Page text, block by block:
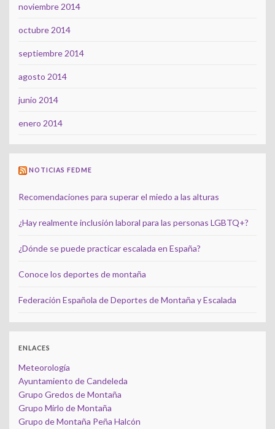
noviembre 2014
octubre 2014
septiembre 2014
agosto 2014
junio 2014
enero 2014
NOTICIAS FEDME
Recomendaciones para superar el miedo a las alturas
¿Hay realmente inclusión laboral para las personas LGBTQ+?
¿Dónde se puede practicar escalada en España?
Conoce los deportes de montaña
Federación Española de Deportes de Montaña y Escalada
ENLACES
Meteorología
Ayuntamiento de Candeleda
Grupo Gredos de Montaña
Grupo Mirlo de Montaña
Grupo de Montaña Peña Halcón